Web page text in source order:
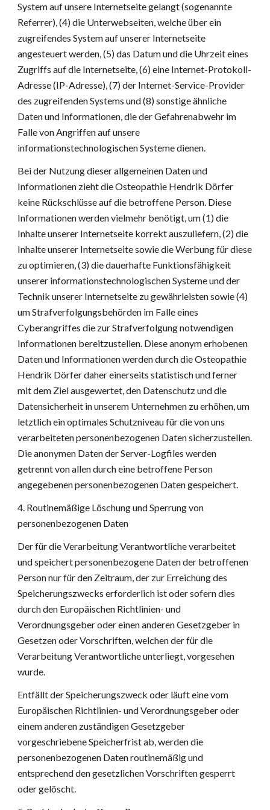
System auf unsere Internetseite gelangt (sogenannte
Referrer), (4) die Unterwebseiten, welche über ein
zugreifendes System auf unserer Internetseite
angesteuert werden, (5) das Datum und die Uhrzeit eines
Zugriffs auf die Internetseite, (6) eine Internet-Protokoll-
Adresse (IP-Adresse), (7) der Internet-Service-Provider
des zugreifenden Systems und (8) sonstige ähnliche
Daten und Informationen, die der Gefahrenabwehr im
Falle von Angriffen auf unsere
informationstechnologischen Systeme dienen.
Bei der Nutzung dieser allgemeinen Daten und
Informationen zieht die Osteopathie Hendrik Dörfer
keine Rückschlüsse auf die betroffene Person. Diese
Informationen werden vielmehr benötigt, um (1) die
Inhalte unserer Internetseite korrekt auszuliefern, (2) die
Inhalte unserer Internetseite sowie die Werbung für diese
zu optimieren, (3) die dauerhafte Funktionsfähigkeit
unserer informationstechnologischen Systeme und der
Technik unserer Internetseite zu gewährleisten sowie (4)
um Strafverfolgungsbehörden im Falle eines
Cyberangriffes die zur Strafverfolgung notwendigen
Informationen bereitzustellen. Diese anonym erhobenen
Daten und Informationen werden durch die Osteopathie
Hendrik Dörfer daher einerseits statistisch und ferner
mit dem Ziel ausgewertet, den Datenschutz und die
Datensicherheit in unserem Unternehmen zu erhöhen, um
letztlich ein optimales Schutzniveau für die von uns
verarbeiteten personenbezogenen Daten sicherzustellen.
Die anonymen Daten der Server-Logfiles werden
getrennt von allen durch eine betroffene Person
angegebenen personenbezogenen Daten gespeichert.
4. Routinemäßige Löschung und Sperrung von
personenbezogenen Daten
Der für die Verarbeitung Verantwortliche verarbeitet
und speichert personenbezogene Daten der betroffenen
Person nur für den Zeitraum, der zur Erreichung des
Speicherungszwecks erforderlich ist oder sofern dies
durch den Europäischen Richtlinien- und
Verordnungsgeber oder einen anderen Gesetzgeber in
Gesetzen oder Vorschriften, welchen der für die
Verarbeitung Verantwortliche unterliegt, vorgesehen
wurde.
Entfällt der Speicherungszweck oder läuft eine vom
Europäischen Richtlinien- und Verordnungsgeber oder
einem anderen zuständigen Gesetzgeber
vorgeschriebene Speicherfrist ab, werden die
personenbezogenen Daten routinemäßig und
entsprechend den gesetzlichen Vorschriften gesperrt
oder gelöscht.